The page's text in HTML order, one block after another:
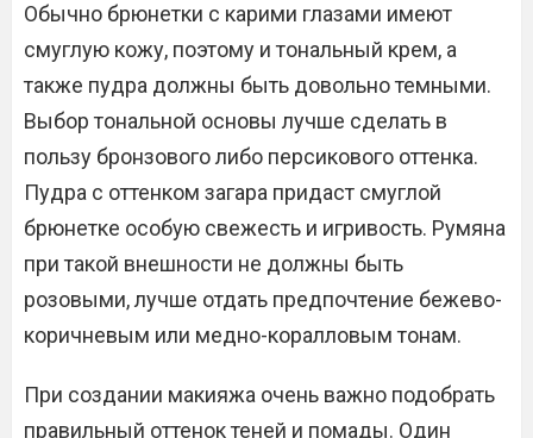
Обычно брюнетки с карими глазами имеют
смуглую кожу, поэтому и тональный крем, а
также пудра должны быть довольно темными.
Выбор тональной основы лучше сделать в
пользу бронзового либо персикового оттенка.
Пудра с оттенком загара придаст смуглой
брюнетке особую свежесть и игривость. Румяна
при такой внешности не должны быть
розовыми, лучше отдать предпочтение бежево-
коричневым или медно-коралловым тонам.
При создании макияжа очень важно подобрать
правильный оттенок теней и помады. Один